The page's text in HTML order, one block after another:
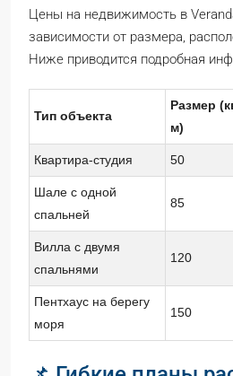
Цены на недвижимость в
зависимости от размера,
Ниже приводится подробная
Тип объекта
Размер
м)
Квартира-студия 50
Шале с одной
спальней
85
Вилла с двумя
спальнями
120
Пентхаус на берегу
моря
150